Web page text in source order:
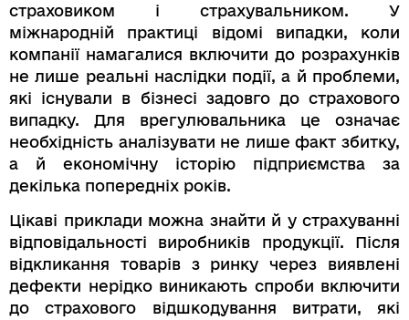
страховиком і страхувальником. У
міжнародній практиці відомі випадки, коли
компанії намагалися включити до розрахунків
не лише реальні наслідки події, а й проблеми,
які існували в бізнесі задовго до страхового
випадку. Для врегулювальника це означає
необхідність аналізувати не лише факт збитку,
а й економічну історію підприємства за
декілька попередніх років.
Цікаві приклади можна знайти й у страхуванні
відповідальності виробників продукції. Після
відкликання товарів з ринку через виявлені
дефекти нерідко виникають спроби включити
до страхового відшкодування витрати, які